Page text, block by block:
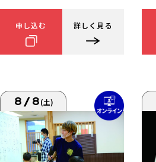
申し込む 詳しく見る
8/8(土)